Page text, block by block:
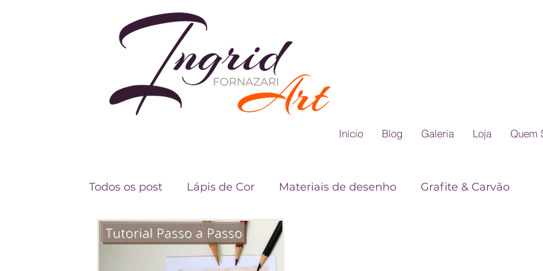
Início Blog Galeria Loja Quem
Todos os post Lápis de Cor Materiais de desenho Grafite & Carvão
Fundamentos do Desenho